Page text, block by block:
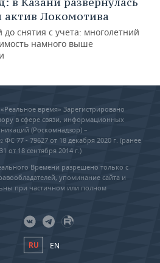
актив Локомотива
до снятия с учета: многолетний
намного выше
время» Зарегистрировано
в сфере связи, информационных
(Роскомнадзор) –
77 - 79627 от 18 декабря 2020 г. (ранее
от 18 сентября 2014 г.)
Времени разрешено только с
упоминание сайта и
при частичном или полном
RU EN